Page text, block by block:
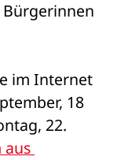
im Internet
18
22.
aus